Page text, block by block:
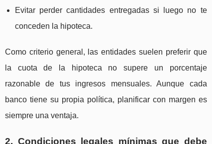
Evitar perder cantidades entregadas si luego no te
conceden la hipoteca.
Como criterio general, las entidades suelen preferir que
la cuota de la hipoteca no supere un porcentaje
razonable de tus ingresos mensuales. Aunque cada
banco tiene su propia política, planificar con margen es
siempre una ventaja.
2. Condiciones legales mínimas que debe